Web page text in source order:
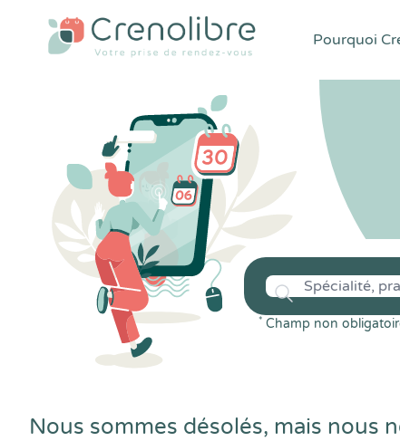
Pourquoi
* Champ non
Nous sommes désolés, mais nous